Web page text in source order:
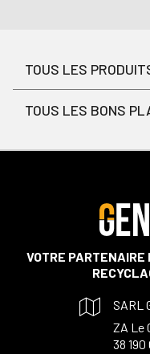
TOUS LES
TOUS LES BONS
VOTRE PARTENAIRE
SARL
ZA Le
38